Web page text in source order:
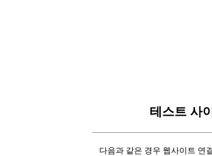
테스트 사
다음과 같은 경우 웹사이트 연